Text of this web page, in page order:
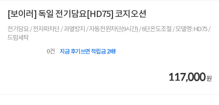
[보이러] 독일 전기담요[HD75] 코지오션
전기담요 / 전자파차단 / 과열방지 / 자동전원차단(9시간) / 6단온도조절 / 모델명: HD75 /
드럼세탁
0건 지금 후기쓰면 적립금 2배!
117,000원